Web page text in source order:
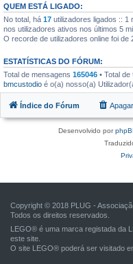
QUEM ESTÁ LIGADO:
No total, há 17 utilizadores ligados :: 1
nos utilizadores ativos nos últimos 5
O recorde de utilizadores online foi de
ESTATÍSTICAS DO FÓRUM:
Total de mensagens 165046 • Total de
bmcustodio é o(a) nosso(a)
Índice do Fórum
Desenvolvido por
Copyright © 2018 PLUG -
Todos os direitos reservados.
LEGO® é uma marca registada da
este site.
O site LEGO® poderá ser visitado